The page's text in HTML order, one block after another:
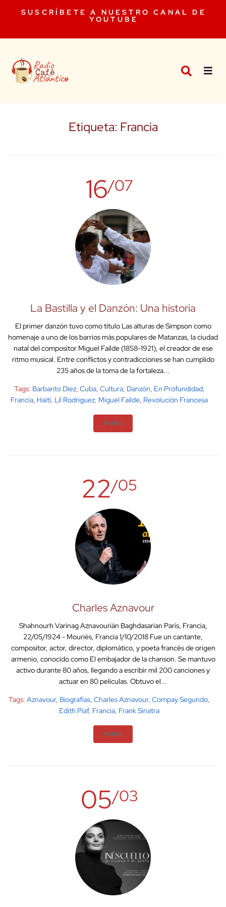
SUSCRÍBETE A NUESTRO CANAL DE
YOUTUBE
Etiqueta: Francia
16/07
La Bastilla y el Danzón: Una historia
El primer danzón tuvo como título Las alturas de Simpson como
homenaje a uno de los barrios más populares de Matanzas, la ciudad
natal del compositor Miguel Faílde (1858-1921), el creador de ese
ritmo musical. Entre conflictos y contradicciones se han cumplido
235 años de la toma de la fortaleza...
Tags: Barbarito Diez, Cuba, Cultura, Danzón, En Profundidad,
Francia, Haití, Lil Rodriguez, Miguel Faílde, Revolución Francesa
MORE
22/05
Charles Aznavour
Shahnourh Varinag Aznavourián Baghdasarian París, Francia,
22/05/1924 - Mouriès, Francia 1/10/2018 Fue un cantante,
compositor, actor, director, diplomático, y poeta francés de origen
armenio, conocido como El embajador de la chanson. Se mantuvo
activo durante 80 años, llegando a escribir mil 200 canciones y
actuar en 80 películas. Obtuvo el...
Tags: Aznavour, Biografías, Charles Aznavour, Compay Segundo,
Edith Piaf, Francia, Frank Sinatra
MORE
05/03